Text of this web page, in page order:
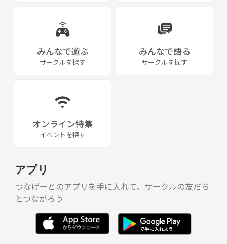
みんなで遊ぶ
サークルを探す
みんなで語る
サークルを探す
オンライン特集
イベントを探す
アプリ
つなげーとのアプリを手に入れて、サークルの友だち
とつながろう